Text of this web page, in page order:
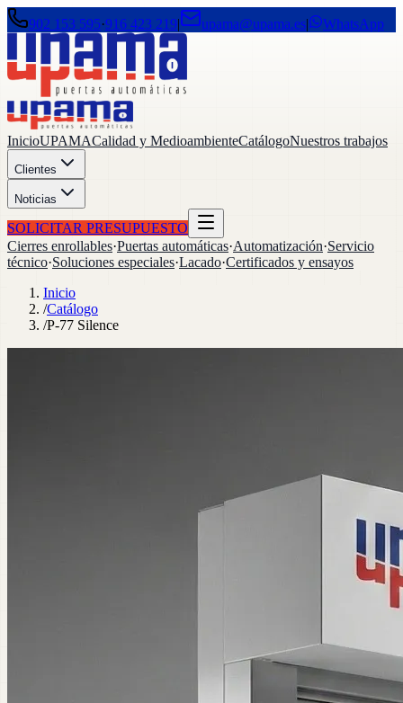
902 153 595·916 423 219| upama@upama.es| WhatsApp
InicioUPAMACalidad y MedioambienteCatálogoNuestros trabajos
Clientes
Noticias
SOLICITAR PRESUPUESTO
Cierres enrollables·Puertas automáticas·Automatización·Servicio
técnico·Soluciones especiales·Lacado·Certificados y ensayos
Inicio
/Catálogo
/P-77 Silence